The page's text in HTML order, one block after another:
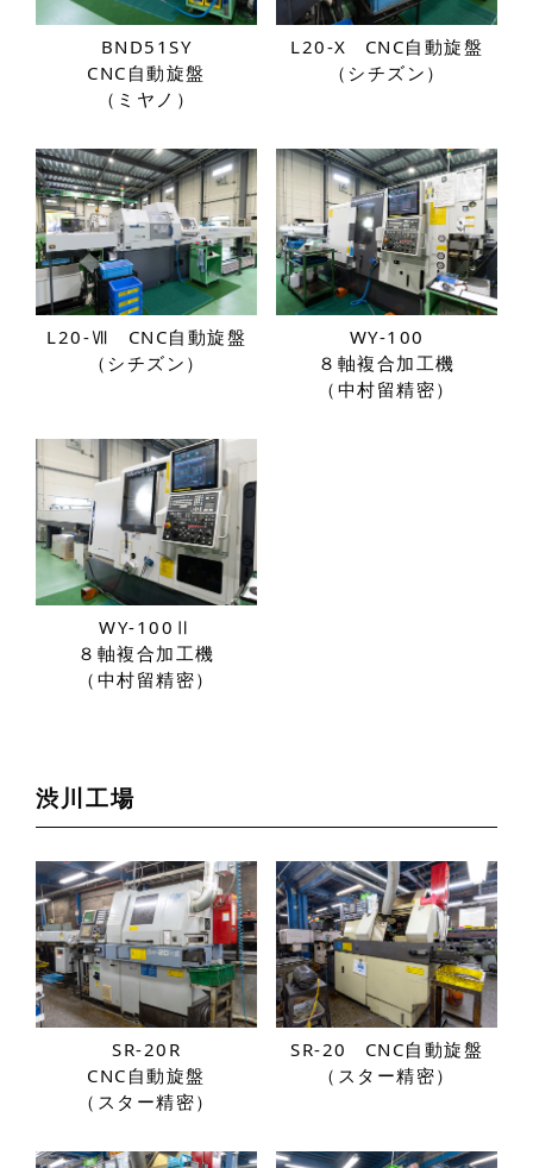
BND51SY
CNC自動旋盤
（ミヤノ）
L20-X
CNC自動旋盤
（シチズン）
L20-Ⅶ
CNC自動旋盤
（シチズン）
WY-100
８軸複合加工機
（中村留精密）
WY-100Ⅱ
８軸複合加工機
（中村留精密）
渋川工場
SR-20R
CNC自動旋盤
（スター精密）
SR-20
CNC自動旋盤
（スター精密）